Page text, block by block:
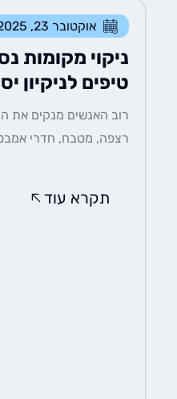
אוקטובר 23, 2025
ניקוי מקומות
טיפים לניקיון יסודי
רוב האנשים מנקים את הבית
רצפה, מטבח, חדרי אמבטיה.
תקרא עוד